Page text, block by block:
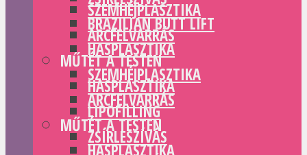
SZEMHÉJPLASZTIKA
ARCFELVARRÁS
MŰTÉT A TESTEN
HASPLASZTIKA
LIPOFILLING
ZSÍRLESZÍVÁS
BRAZILIAN BUTT LIFT
HASPLASZTIKA
SZEMHÉJPLASZTIKA
ARCFELVARRÁS
MŰTÉT A TESTEN
HASPLASZTIKA